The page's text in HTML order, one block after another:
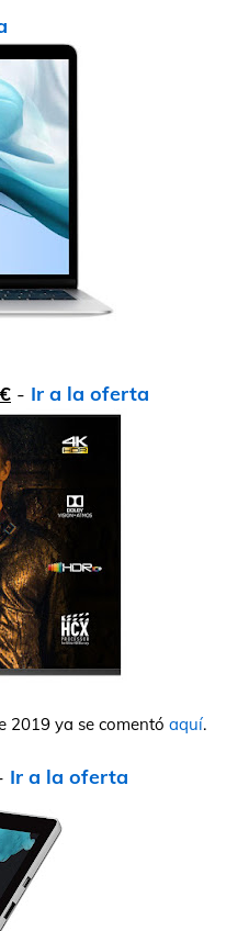
- Ir a la oferta
2019 ya se comentó aquí.
Ir a la oferta